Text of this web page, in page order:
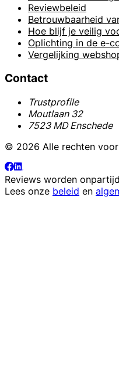
Reviewbeleid
Betrouwbaarheid
Hoe blijf je veilig
Oplichting in de e-
Vergelijking
Contact
Trustprofile
Moutlaan 32
7523 MD Enschede
© 2026 Alle rechten
Reviews worden
Lees onze beleid en